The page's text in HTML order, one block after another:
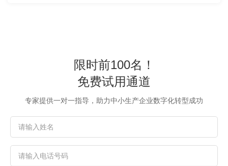
限时前100名！
免费试用通道
专家提供一对一指导，助力中小生产企业数字化转型成功